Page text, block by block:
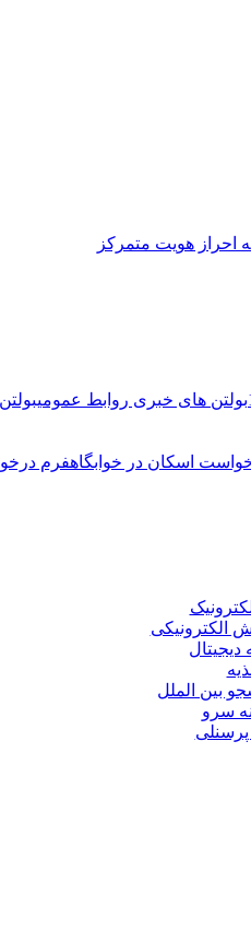
احراز هويت متمركز
بولتن های خبری روابط عمومی
اسکان در خوابگاهفرم
الکترونیکی
دیجیتال
بین الملل
سرو
پرسنلی